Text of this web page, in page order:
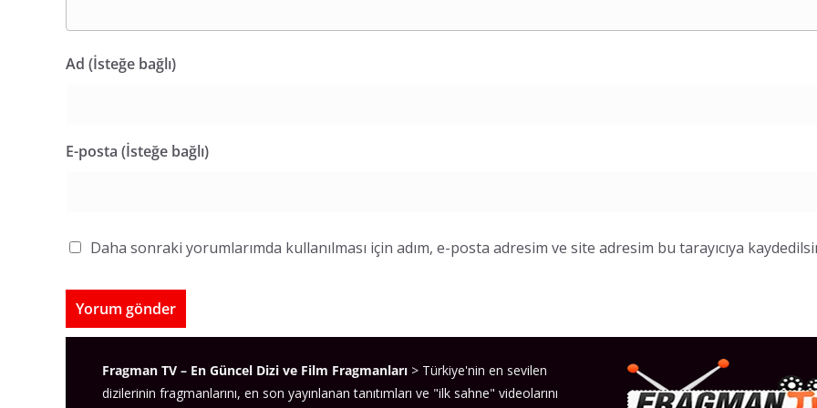
Ad (İsteğe bağlı)
E-posta (İsteğe bağlı)
Daha sonraki yorumlarımda kullanılması için adım, e-posta adresim ve site adresim bu tarayıcıya
Fragman TV – En Güncel Dizi ve Film Fragmanları > Türkiye'nin en sevilen
dizilerinin fragmanlarını, en son yayınlanan tanıtımları ve "ilk sahne" videolarını